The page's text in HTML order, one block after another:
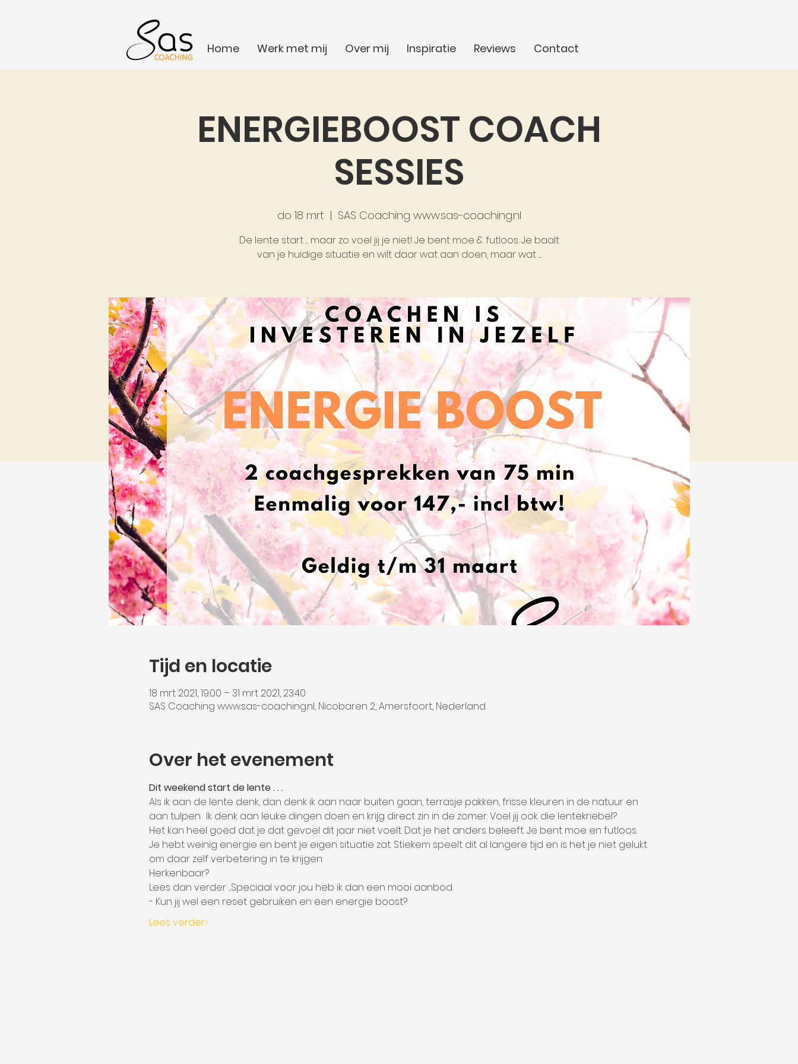
Home Werk met mij Over mij Inspiratie Reviews Contact
ENERGIEBOOST COACH
SESSIES
do 18 mrt
  |
SAS Coaching www.sas-coaching.nl
De lente start .... maar zo voel jij je niet! Je bent moe & futloos. Je baalt
van je huidige situatie en wilt daar wat aan doen, maar wat .....
Tijd en locatie
18 mrt 2021, 19:00 – 31 mrt 2021, 23:40
SAS Coaching www.sas-coaching.nl, Nicobaren 2, Amersfoort, Nederland
Over het evenement
­­­Dit weekend start de lente . . .
Als ik aan de lente denk, dan denk ik aan naar buiten gaan, terrasje pakken, frisse kleuren in de natuur en
aan tulpen.  Ik denk aan leuke dingen doen en krijg direct zin in de zomer. Voel jij ook die lentekriebel?
Het kan heel goed dat je dat gevoel dit jaar niet voelt. Dat je het anders beleeft. Je bent moe en futloos.
Je hebt weinig energie en bent je eigen situatie zat. Stiekem speelt dit al langere tijd en is het je niet gelukt
om daar zelf verbetering in te krijgen.
Herkenbaar?
Lees dan verder ....Speciaal voor jou heb ik dan een mooi aanbod.
- Kun jij wel een reset gebruiken en een energie boost?
Lees verder>